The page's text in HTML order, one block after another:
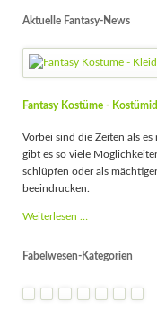
Aktuelle Fantasy-News
Fantasy Kostüme -
Vorbei sind die Zeiten als
gibt es so viele
schlüpfen oder als
beeindrucken.
Weiterlesen …
-
Gelegenheiten
Fabelwesen-Kategorien